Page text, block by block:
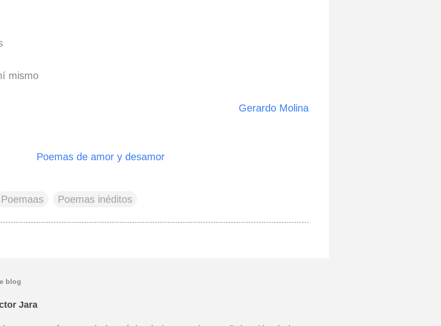
mismo
Gerardo Molina
Poemas de amor y desamor
Poemaas Poemas inéditos
blog
Jara